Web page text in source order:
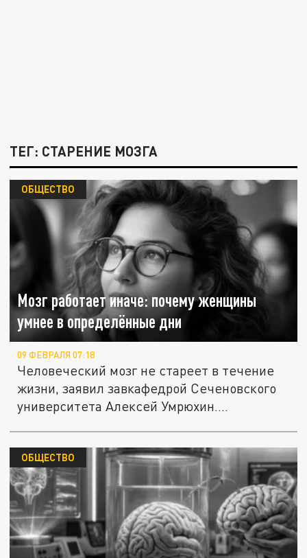
ТЕГ: СТАРЕНИЕ МОЗГА
Мозг работает иначе: почему женщины
умнее в определённые дни
ОБЩЕСТВО
09 ФЕВРАЛЯ 07:18
Человеческий мозг не стареет в течение
жизни, заявил завкафедрой Сеченовского
университета Алексей Умрюхин....
ОБЩЕСТВО